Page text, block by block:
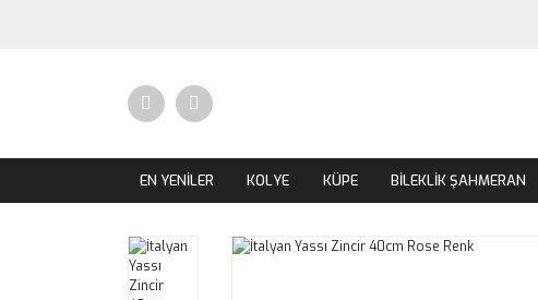
EN YENİLER KOLYE KÜPE BİLEKLİK ŞAHMERAN